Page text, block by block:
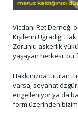
Vicdani Ret Derneği
Kişilerin Uğradığı
Zorunlu askerlik
yaşayan herkesi, bu
Hakkınızda tutulan
varsa; seyahat
engelleniyor ya da
form üzerinden